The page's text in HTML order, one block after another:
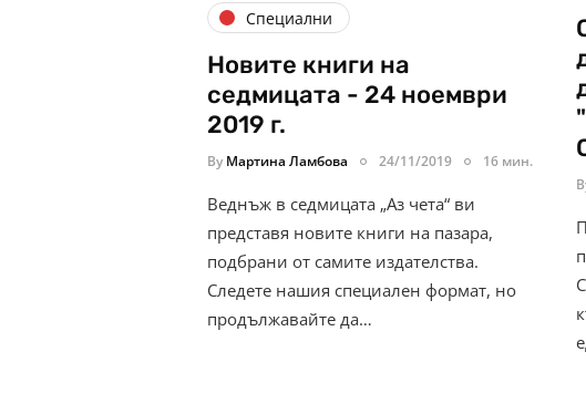
Специални
Новите книги на
седмицата - 24 ноември
2019 г.
By Мартина Ламбова 24/11/2019 16 мин.
Веднъж в седмицата „Аз чета“ ви
представя новите книги на пазара,
подбрани от самите издателства.
Следете нашия специален формат, но
продължавайте да…